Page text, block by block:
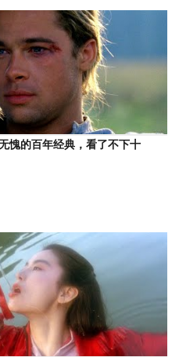
愧的百年经典，看了不下十